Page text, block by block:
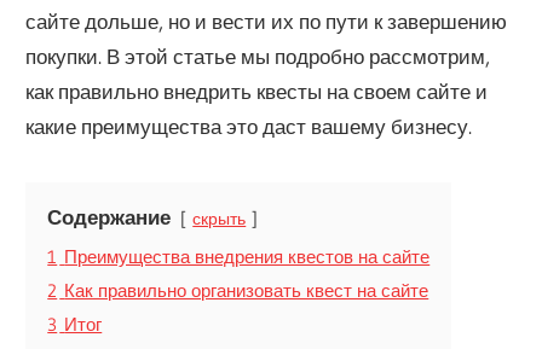
сайте дольше, но и вести их по пути к завершению
покупки. В этой статье мы подробно рассмотрим,
как правильно внедрить квесты на своем сайте и
какие преимущества это даст вашему бизнесу.
Содержание скрыть
1 Преимущества внедрения квестов на сайте
2 Как правильно организовать квест на сайте
3 Итог